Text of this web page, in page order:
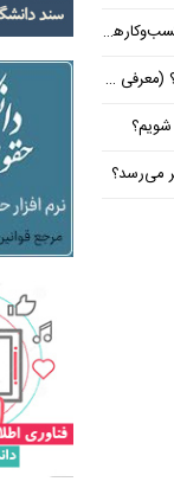
برتر!)
می‌رسد؟